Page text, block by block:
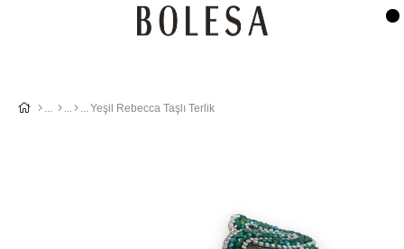
Yeşil Rebecca Taşlı Terlik